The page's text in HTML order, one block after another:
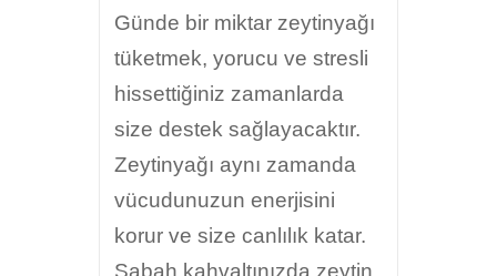
Günde bir miktar zeytinyağı
tüketmek, yorucu ve stresli
hissettiğiniz zamanlarda
size destek sağlayacaktır.
Zeytinyağı aynı zamanda
vücudunuzun enerjisini
korur ve size canlılık katar.
Sabah kahvaltınızda zeytin